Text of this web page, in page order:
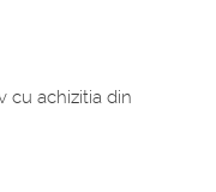
cu achizitia din